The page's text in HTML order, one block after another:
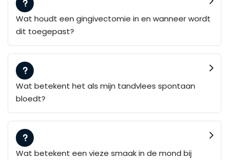
Wat houdt een gingivectomie in en wanneer wordt
dit toegepast?
Wat betekent het als mijn tandvlees spontaan
bloedt?
Wat betekent een vieze smaak in de mond bij